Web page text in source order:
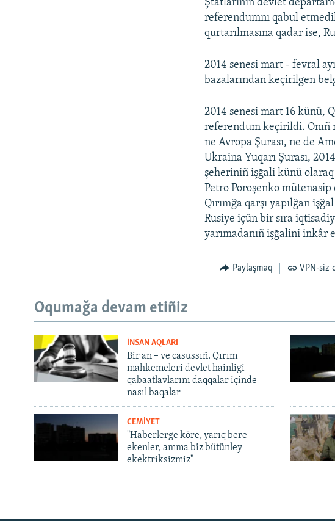
Русский
Ştatlarınıñ devlet
referendumnı qabul
qurtarılmasına qadar ise,
2014 senesi mart - fevral
bazalarından keçirilgen
2014 senesi mart 16 künü,
referendum keçirildi. Onıñ
ne Avropa Şurası, ne de
Ukraina Yuqarı Şurası,
şeheriniñ işğali künü
Petro Poroşenko
Qırımğa qarşı yapılğan
Rusiye içün bir sıra
yarımadanıñ işğalini inkâr
Paylaşmaq VPN-siz
Oqumağa devam etiñiz
İNSAN AQLARI
Bir an – ve casussıñ. Qırım
mahkemeleri devlet hainligi
qabaatlavlarını daqqalar içinde
nasıl baqalar
CEMİYET
"Haberlerge köre, yarıq bere
ekenler, amma biz bütünley
ekektriksizmiz"